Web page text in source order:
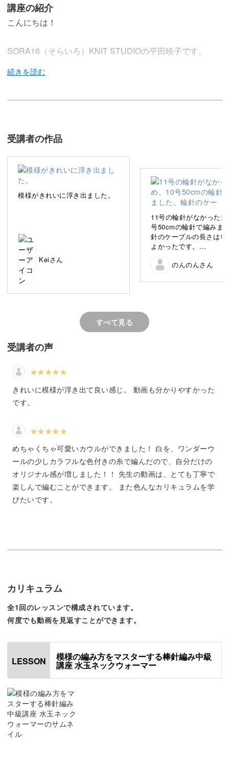
講座の紹介
こんにちは！
SORA16（そらいろ）KNIT STUDIOの平田暁子です。
この講座は、模様の編み方をマスターする中級講座で「水
ウォーマーを自分の手で作ってみませんか？
浮き出る水玉模様
こちらのネックウォーマーの模様には白と黒の毛糸を使用
していますが、実は編み込みをしているのではありませ
ん。
この講座では「引き上げ編み」という技法を使って水玉模
様を作っていきます。
どんな編み方なのかは講座の中でしっかりと解説していき
ますね。
2色の糸を使って、どのようにして鮮やかな水玉模様が浮
かび上がるのか、是非体験してみてください。
伸縮性の出る編み方も学べる！
頭からかぶって身に着けるネックウォーマーなので伸縮性
ム編み」という方法を使います。
段数を作っていくことでしっかりとした伸縮性をつくるこ
とができます。
オンリーワンのオリジナルネックウォーマーが作れ
る
手作りならではの温もりを感じながら、おしゃれなネック
受講者の作品
模様がきれいに浮き出ました。
Keiさん
11号の輪針がなかった
号50cmの輪針で編みま
針のケーブルの長さはち
よかったです。
なったので、少し小さ
編み地の連続性がよいか
あったので、引き上げ編
ゴム編み5段の上か下に
ヤス編みがあるような見
なるようにしてみたこと
最後の伏せ止めで前に編
を被せ終わった目を半周
伸びがよかったのか別の
のんのんさん
すべて見る
受講者の声
きれいに模様が浮き出て良い感じ。 動画も分かりやすかった
です。
めちゃくちゃ可愛いカウルができました！ 白を、ワンダーウ
ールの少しカラフルな色付きの糸で編んだので、自分だけの
オリジナル感が増しました！！ 先生の動画は、とても丁寧で
楽しんで編むことができます。 また色んなカリキュラムを学
びたいです。
カリキュラム
全1回のレッスンで構成されています。
何度でも動画を見返すことができます。
LESSON 模様の編み方をマスターする棒針編み中級
講座 水玉ネックウォーマー